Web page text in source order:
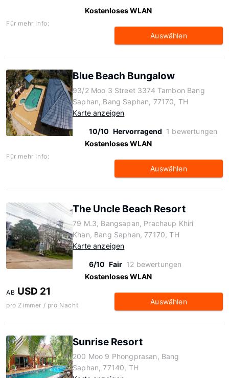
Kostenloses WLAN
Für mehr Info:
Auswählen
Blue Beach Bungalow
93/2 Moo 3 Street 3374 Tambon Bang
Saphan, Bang Saphan, 77170, TH
Karte anzeigen
10/10 Hervorragend 1 bewertungen
Kostenloses WLAN
Für mehr Info:
Auswählen
The Uncle Beach Resort
79 M.3, Bangsapan, Prachaup Khiri
Khan, Bang Saphan, 77170, TH
Karte anzeigen
6/10 Fair 12 bewertungen
Kostenloses WLAN
AB USD 21
pro Zimmer / pro Nacht Auswählen
Sunrise Resort
200 Moo 9 Phongprasan, Bang
Saphan, 77140, TH